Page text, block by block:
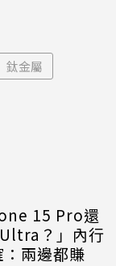
鈦金屬
15 Pro還
？」內行
兩邊都賺